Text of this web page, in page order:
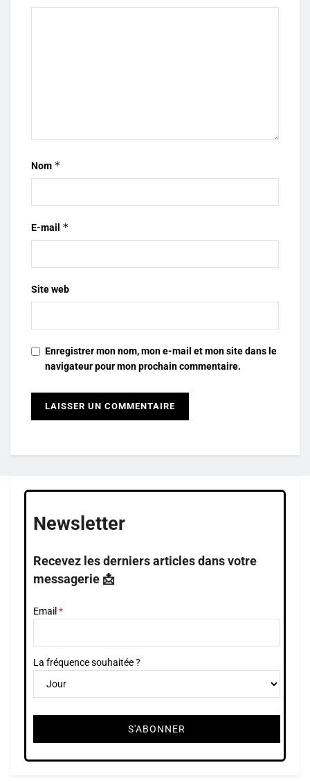
Nom *
E-mail *
Site web
Enregistrer mon nom, mon e-mail et mon site dans le
navigateur pour mon prochain commentaire.
Newsletter
Recevez les derniers articles dans votre
messagerie 📩
Email
La fréquence souhaitée ?